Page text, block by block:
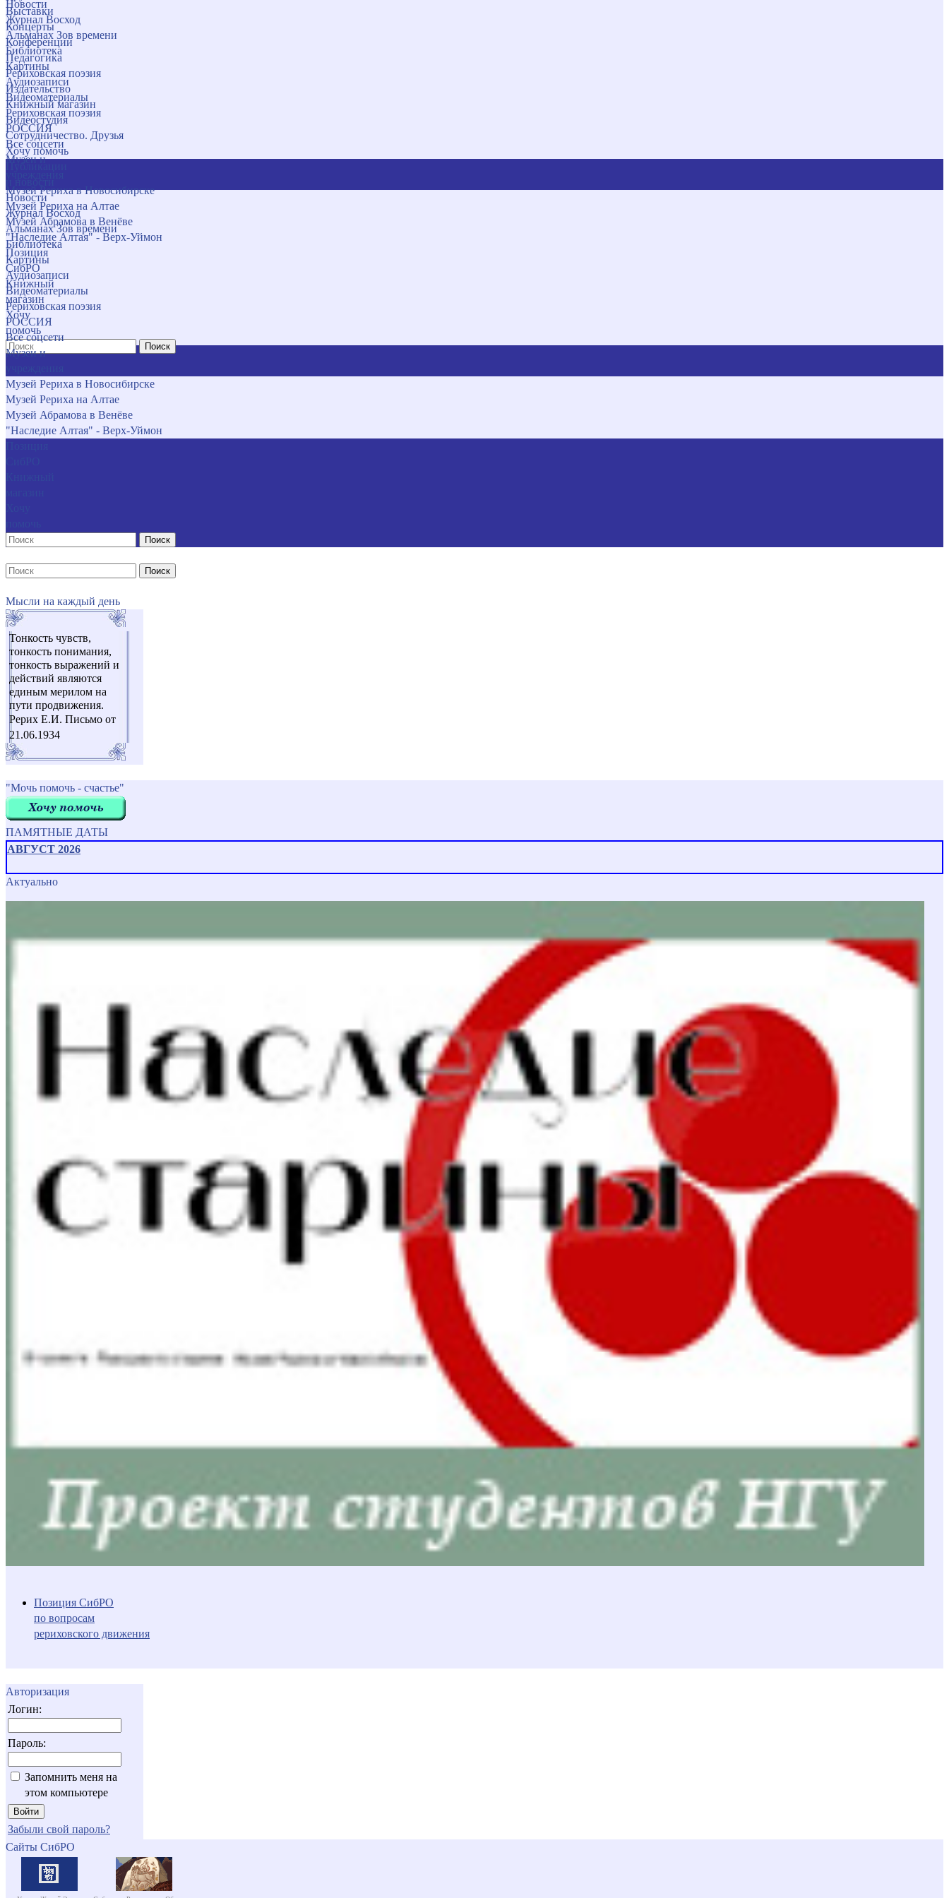
Новости
Журнал Восход
Альманах Зов времени
Библиотека
Картины
Аудиозаписи
Видеоматериалы
Рериховская поэзия
РОССИЯ
Все соцсети
Музеи и
Музей Рериха в Новосибирске
Музей Рериха на Алтае
Музей Абрамова в Венёве
"Наследие Алтая" - Верх-Уймон
Позиция
СибРО
Книжный
магазин
Хочу
помочь
Поиск
Выставки
Концерты
Конференции
Педагогика
Рериховская поэзия
Издательство
Книжный магазин
Видеостудия
Сотрудничество. Друзья
Хочу помочь
Новости
Журнал Восход
Альманах Зов времени
Библиотека
Картины
Аудиозаписи
Видеоматериалы
Рериховская поэзия
РОССИЯ
Все соцсети
Музеи и
Музей Рериха в Новосибирске
Музей Рериха на Алтае
Музей Абрамова в Венёве
"Наследие Алтая" - Верх-Уймон
Поиск
Поиск
Мысли на каждый день
Тонкость чувств,
тонкость понимания,
тонкость выражений и
действий являются
единым мерилом на
пути продвижения.
Рерих Е.И. Письмо от
21.06.1934
"Мочь помочь - счастье"
ПАМЯТНЫЕ ДАТЫ
АВГУСТ 2026
Актуально
Позиция СибРО
по вопросам
рериховского движения
Авторизация
Логин:
Пароль:
Запомнить меня на
этом компьютере
Забыли свой пароль?
Сайты СибРО